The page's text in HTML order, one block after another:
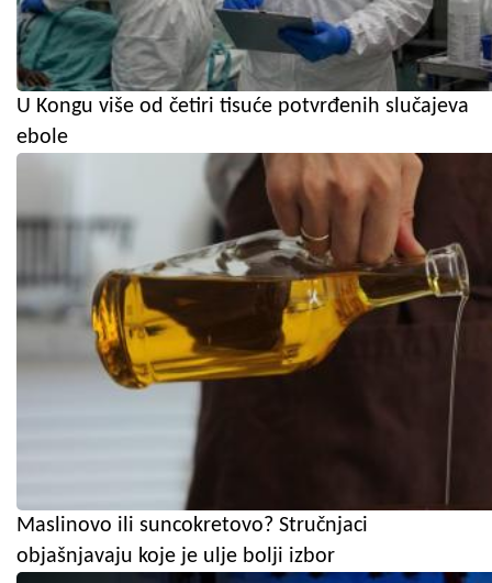
U Kongu više od četiri tisuće potvrđenih slučajeva
ebole
Maslinovo ili suncokretovo? Stručnjaci
objašnjavaju koje je ulje bolji izbor